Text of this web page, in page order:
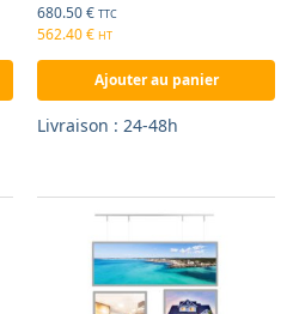
680.50€ TTC
562.40€ HT
Ajouter au panier
Livraison : 24-48h